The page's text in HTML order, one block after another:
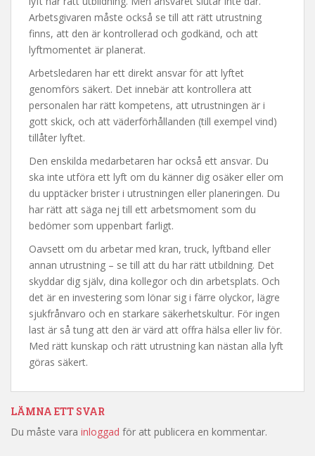
Arbetsgivaren måste också se till att rätt utrustning
finns, att den är kontrollerad och godkänd, och att
lyftmomentet är planerat.
Arbetsledaren har ett direkt ansvar för att lyftet
genomförs säkert. Det innebär att kontrollera att
personalen har rätt kompetens, att utrustningen är i
gott skick, och att väderförhållanden (till exempel vind)
tillåter lyftet.
Den enskilda medarbetaren har också ett ansvar. Du
ska inte utföra ett lyft om du känner dig osäker eller om
du upptäcker brister i utrustningen eller planeringen. Du
har rätt att säga nej till ett arbetsmoment som du
bedömer som uppenbart farligt.
Oavsett om du arbetar med kran, truck, lyftband eller
annan utrustning – se till att du har rätt utbildning. Det
skyddar dig själv, dina kollegor och din arbetsplats. Och
det är en investering som lönar sig i färre olyckor, lägre
sjukfrånvaro och en starkare säkerhetskultur. För ingen
last är så tung att den är värd att offra hälsa eller liv för.
Med rätt kunskap och rätt utrustning kan nästan alla lyft
göras säkert.
LÄMNA ETT SVAR
Du måste vara inloggad för att publicera en kommentar.